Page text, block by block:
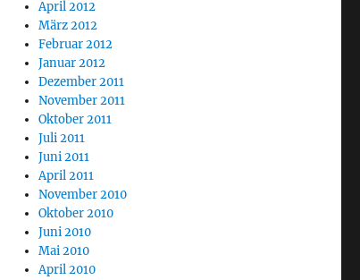
April 2012
März 2012
Februar 2012
Januar 2012
Dezember 2011
November 2011
Oktober 2011
Juli 2011
Juni 2011
April 2011
November 2010
Oktober 2010
Juni 2010
Mai 2010
April 2010